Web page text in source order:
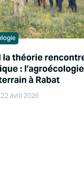
la théorie
: l’agroécologie
à Rabat
avril 2026